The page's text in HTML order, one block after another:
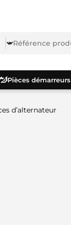
Pièces démarreurs
d’alternateur